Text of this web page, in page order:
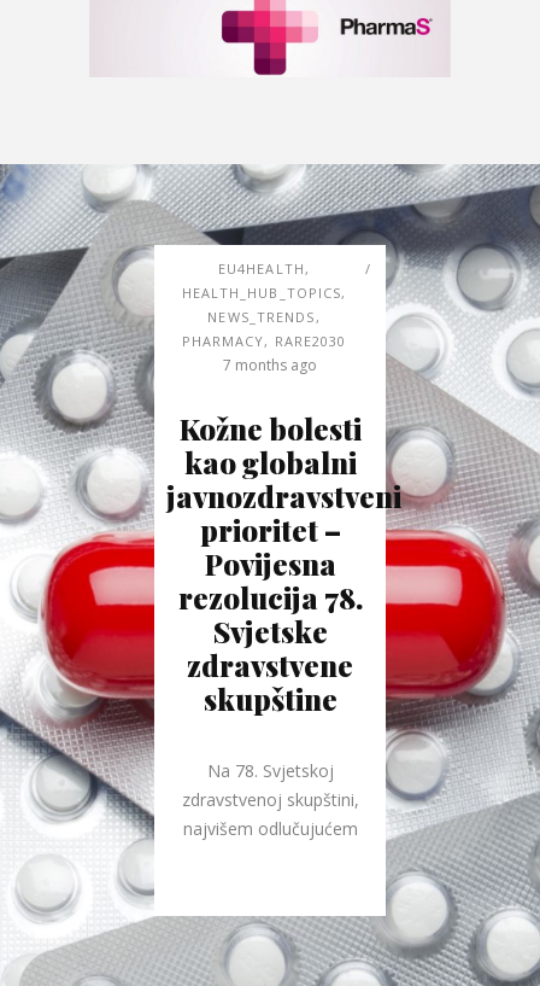
EU4HEALTH ,
HEALTH_HUB_TOPICS,
NEWS_TRENDS ,
PHARMACY, RARE2030
7 months ago
Kožne bolesti
kao globalni
javnozdravstveni
prioritet –
Povijesna
rezolucija 78.
Svjetske
zdravstvene
skupštine
Na 78. Svjetskoj
zdravstvenoj skupštini,
najvišem odlučujućem